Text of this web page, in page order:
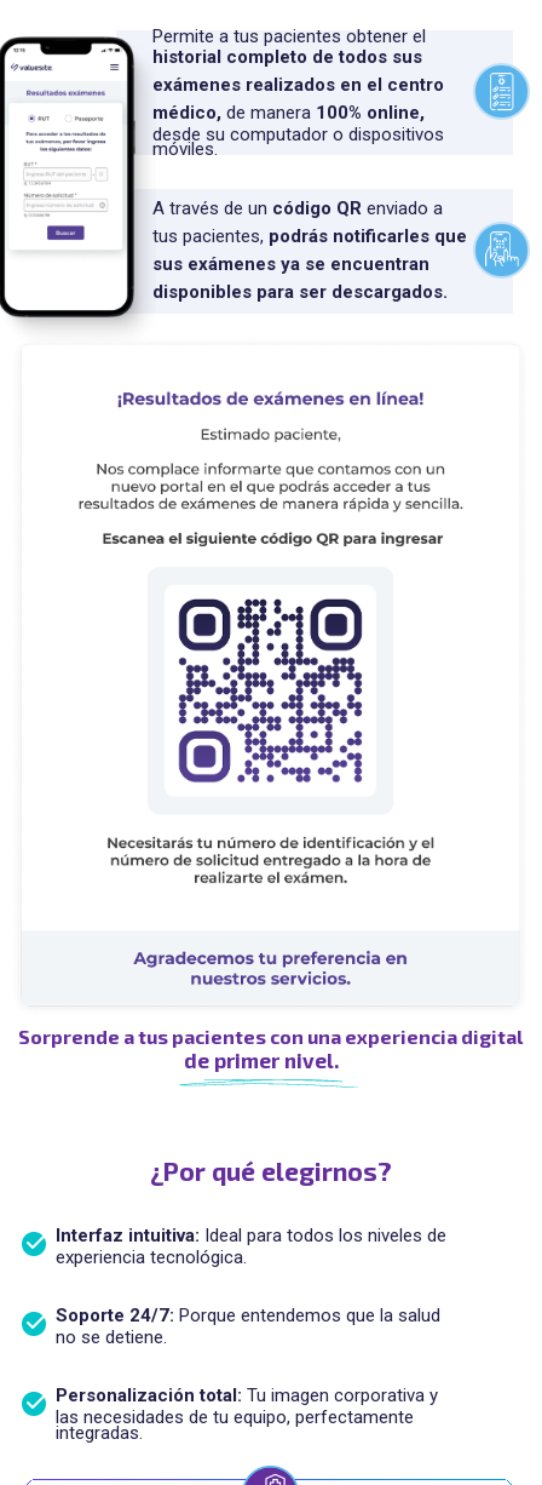
Permite a tus pacientes obtener el
historial completo de todos sus
exámenes realizados en el centro
médico, de manera 100% online,
desde su computador o dispositivos
móviles.
A través de un código QR enviado a
tus pacientes, podrás notificarles que
sus exámenes ya se encuentran
disponibles para ser descargados.
Sorprende a tus pacientes con una experiencia digital
de primer nivel.
Interfaz intuitiva: Ideal para todos los niveles de
experiencia tecnológica.
Soporte 24/7: Porque entendemos que la salud
no se detiene.
Personalización total: Tu imagen corporativa y
las necesidades de tu equipo, perfectamente
integradas.
¿Por qué elegirnos?